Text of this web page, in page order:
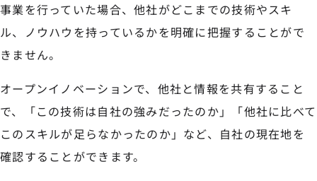
事業を行っていた場合、他社がどこまでの技術やスキ
ル、ノウハウを持っているかを明確に把握することがで
きません。
オープンイノベーションで、他社と情報を共有すること
で、「この技術は自社の強みだったのか」「他社に比べて
このスキルが足らなかったのか」など、自社の現在地を
確認することができます。